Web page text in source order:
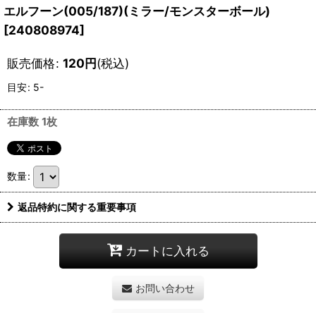
エルフーン(005/187)(ミラー/モンスターボール)
[240808974]
販売価格: 120円(税込)
目安: 5-
在庫数 1枚
数量:
返品特約に関する重要事項
カートに入れる
お問い合わせ